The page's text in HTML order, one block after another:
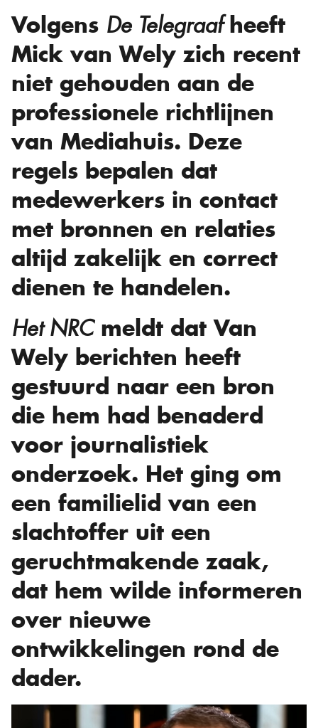
Volgens De Telegraafheeft
Mick van Wely zich recent
niet gehouden aan de
professionele richtlijnen
van Mediahuis. Deze
regels bepalen dat
medewerkers in contact
met bronnen en relaties
altijd zakelijk en correct
dienen te handelen.
Het NRCmeldt dat Van
Wely berichten heeft
gestuurd naar een bron
die hem had benaderd
voor journalistiek
onderzoek. Het ging om
een familielid van een
slachtoffer uit een
geruchtmakende zaak,
dat hem wilde informeren
over nieuwe
ontwikkelingen rond de
dader.